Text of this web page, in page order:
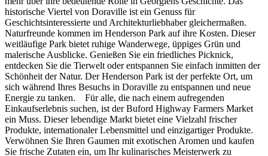
historische Viertel von Doraville ist ein Genuss für
Geschichtsinteressierte und Architekturliebhaber gleichermaßen.
Naturfreunde kommen im Henderson Park auf ihre Kosten. Dieser
weitläufige Park bietet ruhige Wanderwege, üppiges Grün und
malerische Ausblicke. Genießen Sie ein friedliches Picknick,
entdecken Sie die Tierwelt oder entspannen Sie einfach inmitten der
Schönheit der Natur. Der Henderson Park ist der perfekte Ort, um
sich während Ihres Besuchs in Doraville zu entspannen und neue
Energie zu tanken. Für alle, die nach einem aufregenden
Einkaufserlebnis suchen, ist der Buford Highway Farmers Market
ein Muss. Dieser lebendige Markt bietet eine Vielzahl frischer
Produkte, internationaler Lebensmittel und einzigartiger Produkte.
Verwöhnen Sie Ihren Gaumen mit exotischen Aromen und kaufen
Sie frische Zutaten ein, um Ihr kulinarisches Meisterwerk zu